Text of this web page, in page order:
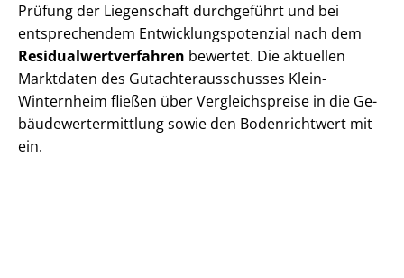
Prüfung der Liegenschaft durchgeführt und bei
entsprechendem Ent­wick­lungs­po­ten­zi­al nach dem
Re­si­du­al­wert­ver­fah­ren bewertet. Die aktuellen
Marktdaten des Gut­ach­ter­aus­schus­ses Klein-
Winternheim fließen über Ver­gleichs­prei­se in die Ge­
bäu­de­wert­ermitt­lung sowie den Bodenrichtwert mit
ein.